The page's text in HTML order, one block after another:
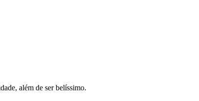
além de ser belíssimo.